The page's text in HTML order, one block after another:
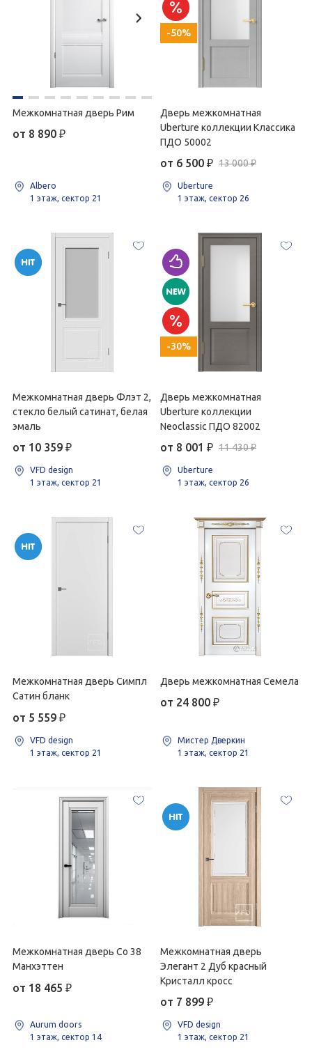
Межкомнатная дверь Рим
от 8 890 ₽
Albero
1 этаж, сектор 21
-50%
Дверь межкомнатная
Uberture коллекции Классика
ПДО 50002
от 6 500 ₽ 13 000 ₽
Uberture
1 этаж, сектор 26
Межкомнатная дверь Флэт 2,
стекло белый сатинат, белая
эмаль
от 10 359 ₽
VFD design
1 этаж, сектор 21
-30%
Дверь межкомнатная
Uberture коллекции
Neoclassic ПДО 82002
от 8 001 ₽ 11 430 ₽
Uberture
1 этаж, сектор 26
Межкомнатная дверь Симпл
Сатин бланк
от 5 559 ₽
VFD design
1 этаж, сектор 21
Дверь межкомнатная Семела
от 24 800 ₽
Мистер Дверкин
1 этаж, сектор 21
Межкомнатная дверь Co 38
Манхэттен
от 18 465 ₽
Aurum doors
1 этаж, сектор 14
Межкомнатная дверь
Элегант 2 Дуб красный
Кристалл кросс
от 7 899 ₽
VFD design
1 этаж, сектор 21